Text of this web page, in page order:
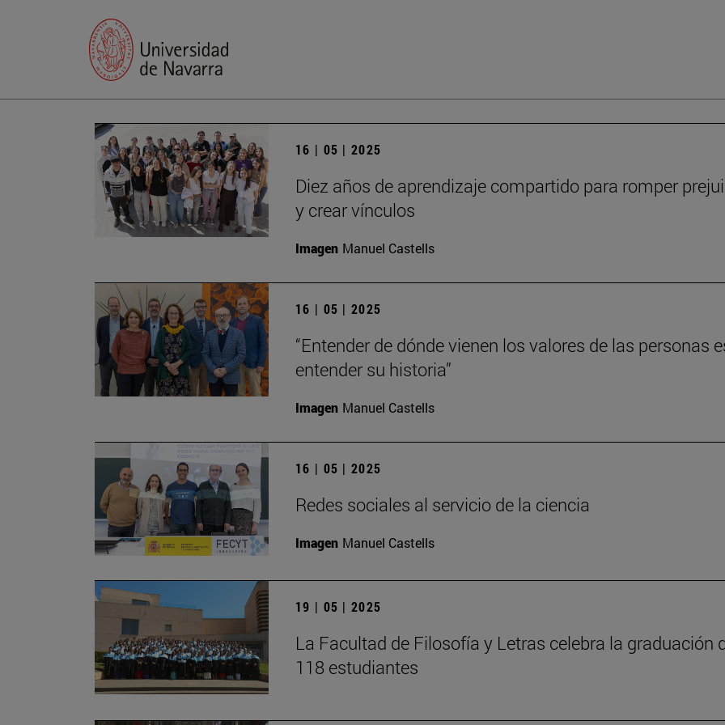
16 | 05 | 2025
Diez años de aprendizaje compartido para romper
y crear vínculos
Imagen Manuel Castells
16 | 05 | 2025
“Entender de dónde vienen los valores de las personas
entender su historia”
Imagen Manuel Castells
16 | 05 | 2025
Redes sociales al servicio de la ciencia
Imagen Manuel Castells
19 | 05 | 2025
La Facultad de Filosofía y Letras celebra la graduación
118 estudiantes